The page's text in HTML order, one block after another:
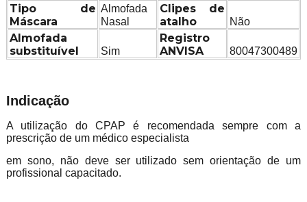
Tipo de
Máscara
Almofada
Nasal
Clipes de
atalho
Não
Almofada
substituível
Sim
Registro
ANVISA
80047300489
Indicação
A utilização do CPAP é recomendada sempre com a
prescrição de um médico especialista
em sono, não deve ser utilizado sem orientação de um
profissional capacitado.